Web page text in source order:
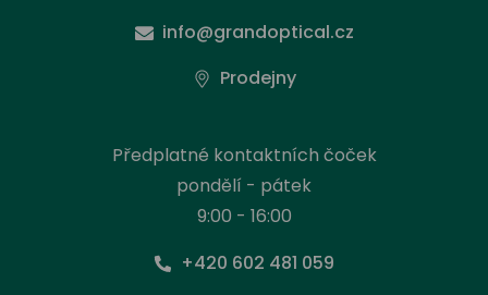
info@grandoptical.cz
Prodejny
Předplatné kontaktních čoček
pondělí - pátek
9:00 - 16:00
+420 602 481 059